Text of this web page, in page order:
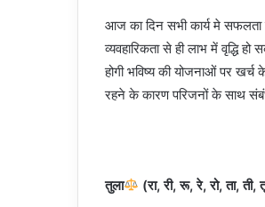
आज का दिन सभी कार्य मे सफलता
व्यवहारिकता से ही लाभ में वृद्धि
होगी भविष्य की योजनाओं पर
रहने के कारण परिजनों के साथ
तुला (रा, री, रू, रे, रो, ता, ती,